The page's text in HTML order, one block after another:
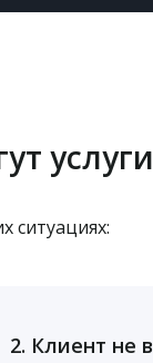
ситуациях:
2. Клиент не